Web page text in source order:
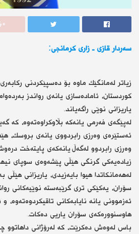
سەردار قازی ـ زاری كرمانجی:
زیاتر لەمانگێك ماوە بۆ دەسپێكردنی
كوردستان، ئامادەسازی یانەی رواندز
یاریزانی نوێی راگەیاند.
لەپێگەی فەرمی یانەكە بڵاوكراوەتەوە، كە
ئەستێرەی وەرزی رابردووی یانەی بروسك،
وەرزی رابردوو لەگەڵ یانەكەی پایتەخت
زیادەیەكی گرنگی هێڵی پێشەوەی سوپای
لەهەمانكاتدا هیوا بایەزیدی، یاریزانی
سۆران، یەكێكی تری گرێبەستە نوێیەكانی
ئەزموونی یانە نایابەكانی تاقیكردوەتەوە،
هاوسنوورەكەی سۆران یاریی دەكات.
باس لەوەش دەكرێت، كە لەرۆژانی داهاتوو